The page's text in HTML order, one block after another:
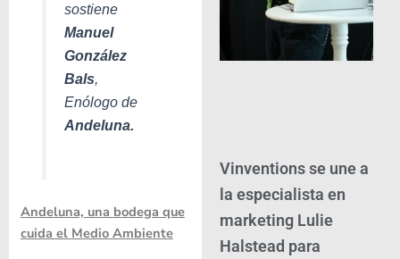
sostiene
Manuel
González
Bals,
Enólogo de
Andeluna.
Andeluna, una bodega que
cuida el Medio Ambiente
Vinventions se une a
la especialista en
marketing Lulie
Halstead para